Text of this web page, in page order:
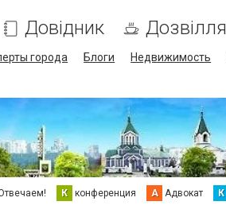
Довідник Дозвілля
города Блоги Недвижимость
К конференция А Адвокат К